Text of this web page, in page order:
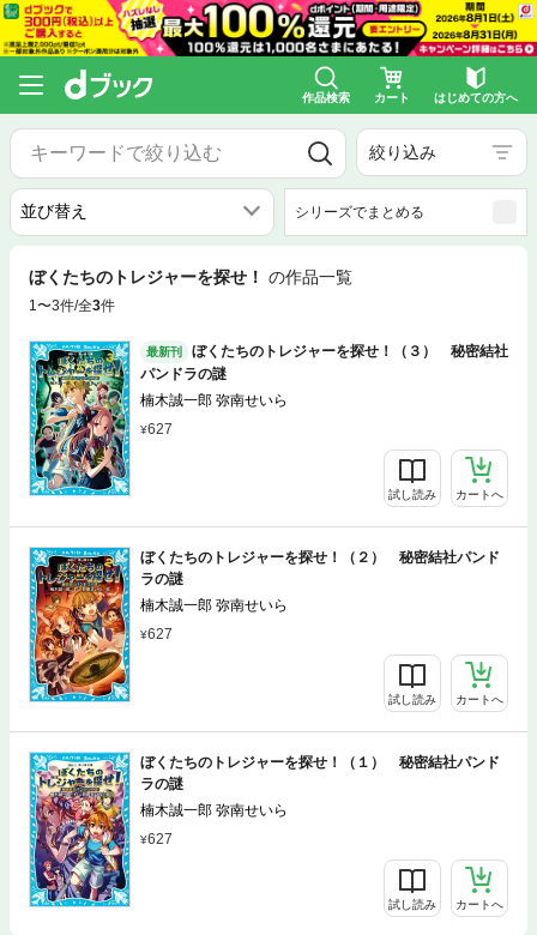
作品検索 カート はじめての方へ
絞り込み
シリーズでまとめる
ぼくたちのトレジャーを探せ！ の作品一覧
1〜3件/全3件
最新刊
ぼくたちのトレジャーを探せ！（３） 秘密結社
パンドラの謎
楠木誠一郎 弥南せいら
627
試し読み カートへ
ぼくたちのトレジャーを探せ！（２） 秘密結社パンド
ラの謎
楠木誠一郎 弥南せいら
627
試し読み カートへ
ぼくたちのトレジャーを探せ！（１） 秘密結社パンド
ラの謎
楠木誠一郎 弥南せいら
627
試し読み カートへ